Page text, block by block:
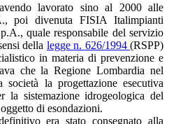
lavorato sino al 2000 alle
poi divenuta FISIA Italimpianti
quale responsabile del servizio
della legge n. 626/1994(RSPP)
in materia di prevenzione e
che la Regione Lombardia nel
la progettazione esecutiva
la sistemazione idrogeologica del
di esondazioni.
era stato consegnato alla